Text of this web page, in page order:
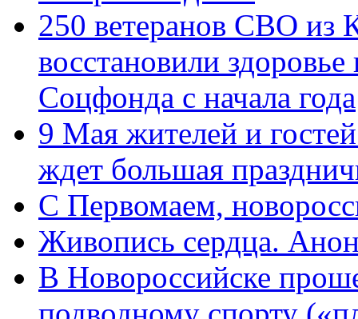
250 ветеранов СВО из
восстановили
Соцфонда с начала года
9 Мая жителей и
ждет большая
C Первомаем,
Живопись сердца.
В Новороссийске